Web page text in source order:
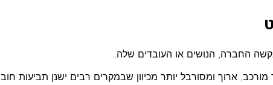
החברה, הנושים או העובדים שלה.
ארוך ומסורבל יותר מכיוון שבמקרים רבים ישנן תביעות חוב